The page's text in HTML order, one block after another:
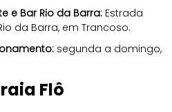
e Bar Rio da Barra: Estrada
da Barra, em Trancoso.
segunda a domingo,
Flô